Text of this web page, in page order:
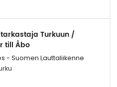
tarkastaja Turkuun /
till Åbo
- Suomen Lauttaliikenne